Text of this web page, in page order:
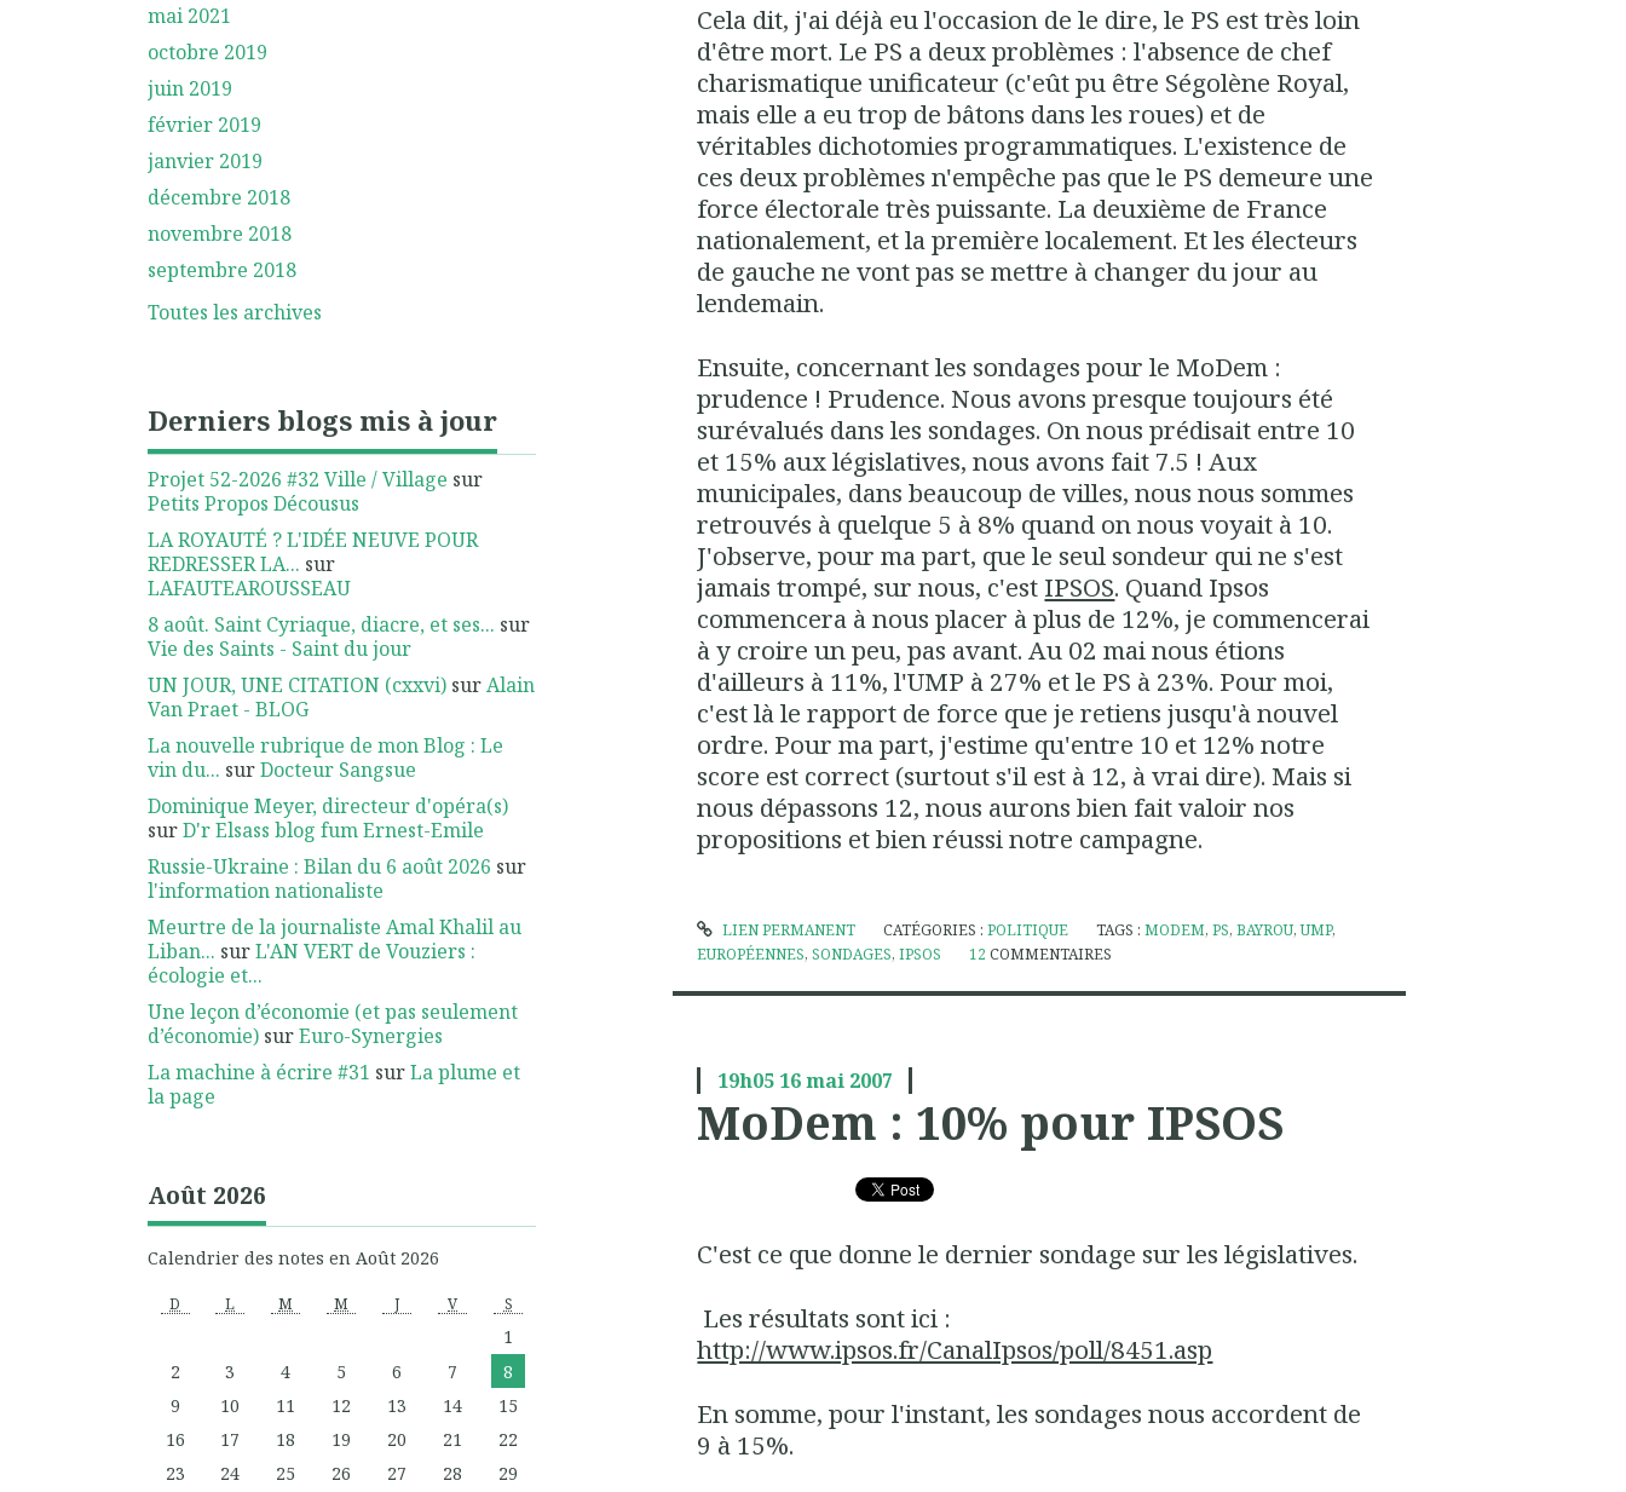
mai 2021
octobre 2019
juin 2019
février 2019
janvier 2019
décembre 2018
novembre 2018
septembre 2018
Toutes les archives
Derniers blogs mis à jour
Projet 52-2026 #32 Ville / Village sur
Petits Propos Décousus
LA ROYAUTÉ ? L'IDÉE NEUVE POUR
REDRESSER LA... sur
LAFAUTEAROUSSEAU
8 août. Saint Cyriaque, diacre, et ses... sur
Vie des Saints - Saint du jour
UN JOUR, UNE CITATION (cxxvi) surAlain
Van Praet - BLOG
La nouvelle rubrique de mon Blog : Le
vin du... surDocteur Sangsue
Dominique Meyer, directeur d'opéra(s)
surD'r Elsass blog fum Ernest-Emile
Russie-Ukraine : Bilan du 6 août 2026 sur
l'information nationaliste
Meurtre de la journaliste Amal Khalil au
Liban... surL'AN VERT de Vouziers :
écologie et...
Une leçon d’économie (et pas seulement
d’économie) surEuro-Synergies
La machine à écrire #31 surLa plume et
la page
Août 2026
Calendrier des notes en Août 2026
D L M M J V S
1
2
3 4 5 6 7
8
9
10 11 12 13 14
15
16
17 18 19 20 21
22
23
24 25 26 27 28 29
Cela dit, j'ai déjà eu l'occasion de le dire, le PS est très loin
d'être mort. Le PS a deux problèmes : l'absence de chef
charismatique unificateur (c'eût pu être Ségolène Royal,
mais elle a eu trop de bâtons dans les roues) et de
véritables dichotomies programmatiques. L'existence de
ces deux problèmes n'empêche pas que le PS demeure une
force électorale très puissante. La deuxième de France
nationalement, et la première localement. Et les électeurs
de gauche ne vont pas se mettre à changer du jour au
lendemain.
Ensuite, concernant les sondages pour le MoDem :
prudence ! Prudence. Nous avons presque toujours été
surévalués dans les sondages. On nous prédisait entre 10
et 15% aux législatives, nous avons fait 7.5 ! Aux
municipales, dans beaucoup de villes, nous nous sommes
retrouvés à quelque 5 à 8% quand on nous voyait à 10.
J'observe, pour ma part, que le seul sondeur qui ne s'est
jamais trompé, sur nous, c'est IPSOS. Quand Ipsos
commencera à nous placer à plus de 12%, je commencerai
à y croire un peu, pas avant. Au 02 mai nous étions
d'ailleurs à 11%, l'UMP à 27% et le PS à 23%. Pour moi,
c'est là le rapport de force que je retiens jusqu'à nouvel
ordre. Pour ma part, j'estime qu'entre 10 et 12% notre
score est correct (surtout s'il est à 12, à vrai dire). Mais si
nous dépassons 12, nous aurons bien fait valoir nos
propositions et bien réussi notre campagne.
LIEN PERMANENT CATÉGORIES : POLITIQUE TAGS : MODEM, PS, BAYROU,UMP,
EUROPÉENNES,SONDAGES,IPSOS 12 COMMENTAIRES
19h05 16mai 2007
MoDem : 10% pour IPSOS
C'est ce que donne le dernier sondage sur les législatives.
Les résultats sont ici :
http://www.ipsos.fr/CanalIpsos/poll/8451.asp
En somme, pour l'instant, les sondages nous accordent de
9 à 15%.